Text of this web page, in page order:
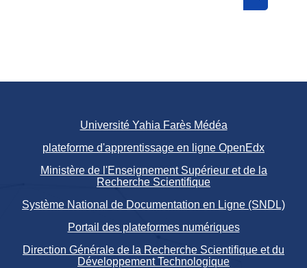
Université Yahia Farès Médéa
plateforme d'apprentissage en ligne OpenEdx
Ministère de l'Enseignement Supérieur et de la
Recherche Scientifique
Système National de Documentation en Ligne (SNDL)
Portail des plateformes numériques
Direction Générale de la Recherche Scientifique et du
Développement Technologique